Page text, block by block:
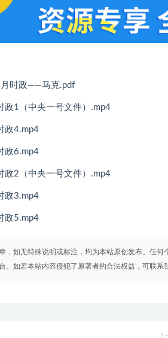
时政——马克.pdf
1（中央一号文件）.mp4
政4.mp4
政6.mp4
2（中央一号文件）.mp4
政3.mp4
政5.mp4
，如无特殊说明或标注，均为本站原创发布。任
。如若本站内容侵犯了原著者的合法权益，可联系